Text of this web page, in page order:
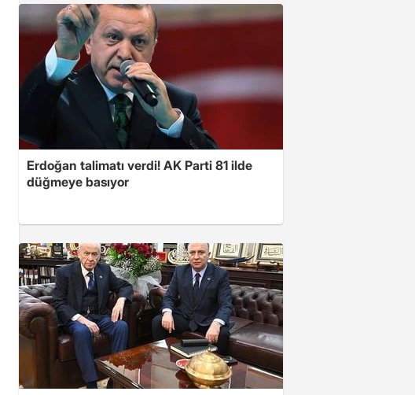
Erdoğan talimatı verdi! AK Parti 81 ilde
düğmeye basıyor